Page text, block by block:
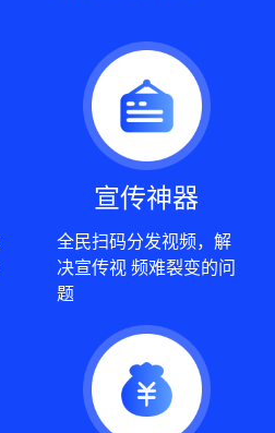
宣传神器
全民扫码分发视频，解
决宣传视 频难裂变的问
题